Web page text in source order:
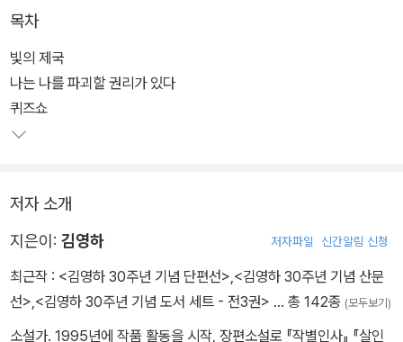
결정판의 출간을 위해 작가는 그간 여러 출판사에서 나온 판본을 모
두 꼼꼼히 검토하면서 시대의 변화에 발맞춰 문장과 어휘를 다듬고,
오류를 바로잡았다. 몇몇 작품에서는 줄거리와 구성까지 대폭 수정하
였다. ‘결정판’이라는 이름에 부끄럽지 않도록 작가와 편집진 모두 지
이후 발표된 작품론은 물론, 작품에 대한 문학, 출판계의 반응들도 함
께 담아 독자들의 이해를 도왔다.
목차
빛의 제국
나는 나를 파괴할 권리가 있다
퀴즈쇼
저자 소개
지은이: 김영하 저자파일 신간알림 신청
최근작 : <김영하 30주년 기념 단편선>,<김영하 30주년 기념 산문
선>,<김영하 30주년 기념 도서 세트 - 전3권> … 총 142종 (모두보기)
소설가. 1995년에 작품 활동을 시작, 장편소설로 『작별인사』 『살인